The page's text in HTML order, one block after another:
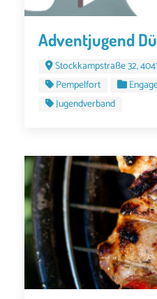
Adventjugend
Stockkampstraße 32,
Pempelfort
Jugendverband